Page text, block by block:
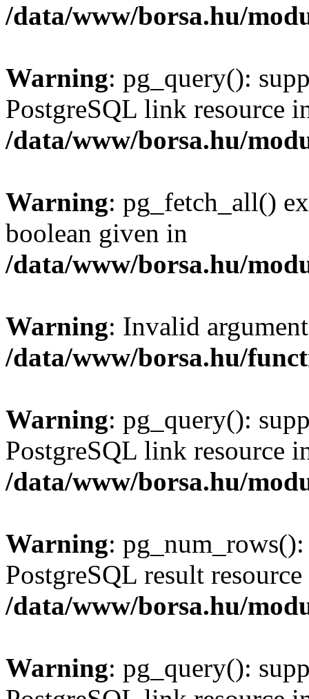
/data/www/borsa.hu/
Warning: pg_query():
PostgreSQL link resource
/data/www/borsa.hu/
Warning: pg_fetch_all()
boolean given in
/data/www/borsa.hu/
Warning: Invalid
/data/www/borsa.hu/
Warning: pg_query():
PostgreSQL link resource
/data/www/borsa.hu/
Warning:
PostgreSQL result
/data/www/borsa.hu/
Warning: pg_query():